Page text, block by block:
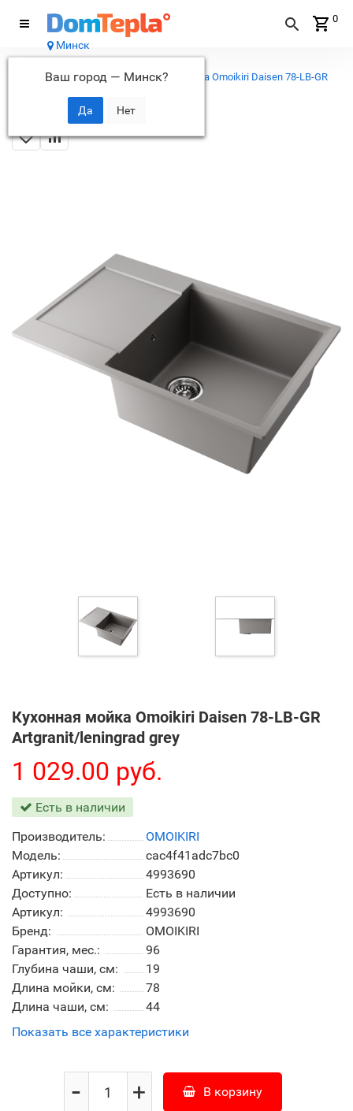
Минск
Ваш город — Минск?
Каталог
0
Кухонные мойки
Кухонная мойка Omoikiri Daisen 78-LB-GR
Artgranit/leningrad grey
Кухонная мойка Omoikiri Daisen 78-LB-GR
Artgranit/leningrad grey
1 029.00 руб.
Есть в наличии
Производитель:
OMOIKIRI
Модель:
cac4f41adc7bc0
Артикул:
4993690
Доступно:
Есть в наличии
Артикул:
4993690
Бренд:
OMOIKIRI
Гарантия, мес.:
96
Глубина чаши, см:
19
Длина мойки, см:
78
Длина чаши, см:
44
Показать все характеристики
+
- В корзину